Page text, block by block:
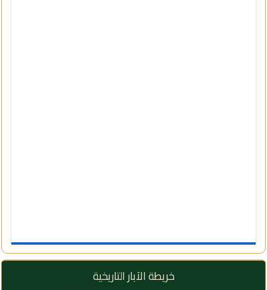
خريطة الآبار التاريخية